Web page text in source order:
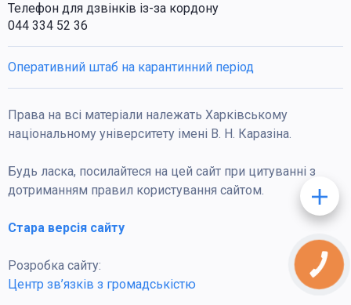
Телефон для дзвінків із-за кордону
044 334 52 36
Оперативний штаб на карантинний період
Права на всі матеріали належать Харківському
національному університету імені В. Н. Каразіна.
Будь ласка, посилайтеся на цей сайт при цитуванні з
дотриманням правил користування сайтом.
Стара версія сайту
Розробка сайту:
Центр зв’язків з громадськістю
КНОПКА
ЗВ'ЯЗКУ